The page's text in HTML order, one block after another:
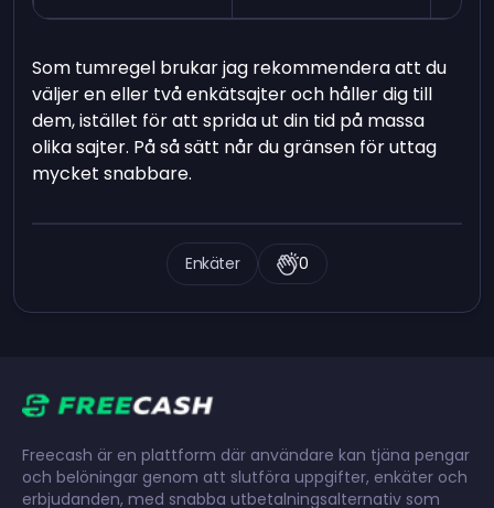
Som tumregel brukar jag rekommendera att du
väljer en eller två enkätsajter och håller dig till
dem, istället för att sprida ut din tid på massa
olika sajter. På så sätt når du gränsen för uttag
mycket snabbare.
Enkäter 0
Freecash är en plattform där användare kan tjäna pengar
och belöningar genom att slutföra uppgifter, enkäter och
erbjudanden, med snabba utbetalningsalternativ som